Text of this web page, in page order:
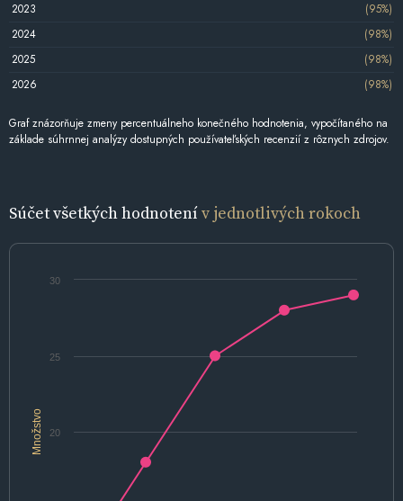
2023
(95%)
2024
(98%)
2025
(98%)
2026
(98%)
Graf znázorňuje zmeny percentuálneho konečného hodnotenia, vypočítaného na
základe súhrnnej analýzy dostupných používateľských recenzií z rôznych zdrojov.
Súčet všetkých hodnotenív jednotlivých rokoch
Množstvo 20
25
30